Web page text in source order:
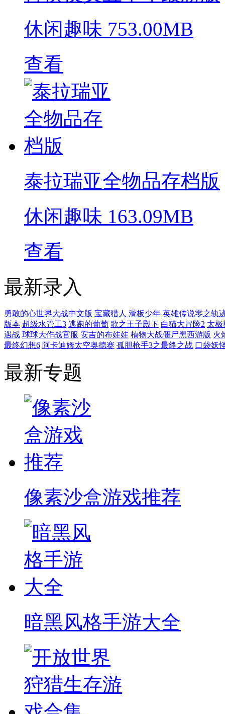
休闲趣味 753.00MB
查看
泰拉瑞亚全物品存档版
休闲趣味 163.09MB
查看
最新录入
勇敢的心世界大战中文版 宝藏猎人 滑板少年 英雄传说零之轨
版本 超级水管工3 逃跑的葡萄 歌之王子殿下 白猫大冒险2 太极
遇战 球球大作战官服 安吉的布娃娃 植物大战僵尸黑西游版 火
最终幻想6 阿卡迪姆太空奥德赛 孤胆枪手3之最终之战 口袋妖
最新专题
像素沙盒游戏推荐
暗黑风格手游大全